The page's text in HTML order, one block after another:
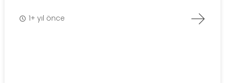
1+ yıl önce